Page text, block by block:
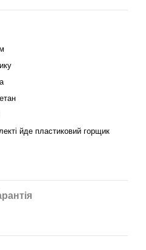
йде пластиковий горщик